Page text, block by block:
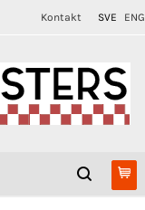
Kontakt SVE ENG